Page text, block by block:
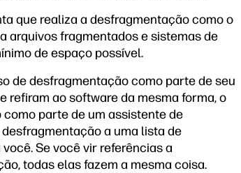
que realiza a desfragmentação como o
arquivos fragmentados e sistemas de
de espaço possível.
de desfragmentação como parte de seu
refiram ao software da mesma forma, o
parte de um assistente de
a uma lista de
Se você vir referências a
todas elas fazem a mesma coisa.